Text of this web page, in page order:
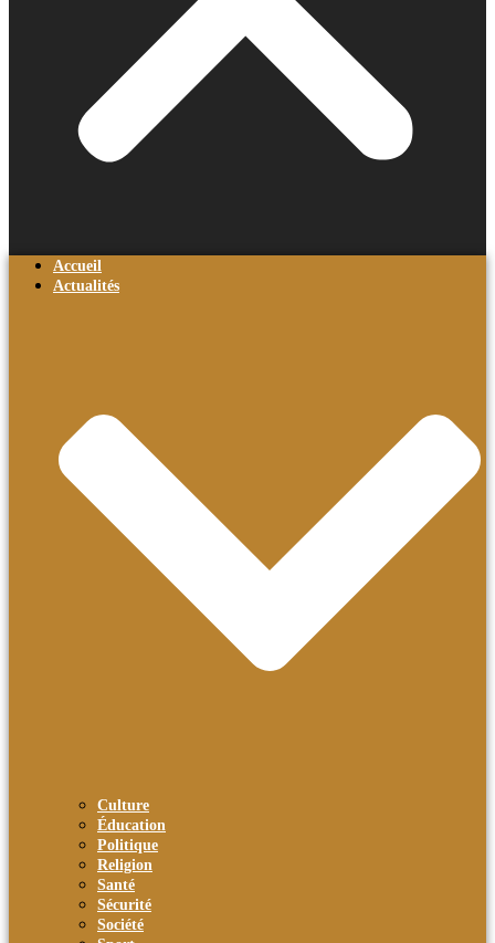
Accueil
Actualités
Culture
Éducation
Politique
Religion
Santé
Sécurité
Société